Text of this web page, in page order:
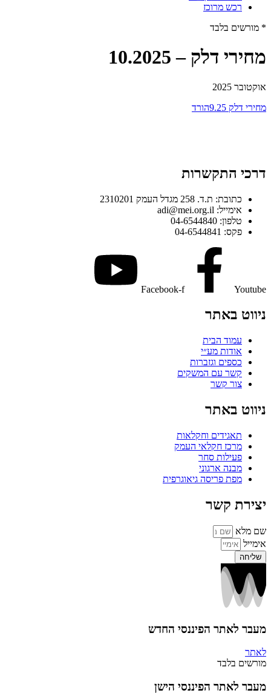
רכש מרוכז
* מורשים בלבד
מחירי דלק – 10.2025
אוקטובר 2025
מחירי דלק 9.25
הורד
דרכי התקשרות
כתובת: ת.ד. 258 מגדל העמק 2310201
אימייל: adi@mei.org.il
טלפון: 04-6544840
פקס: 04-6544841
Facebook-f Youtube
ניווט באתר
עמוד הבית
אודות מע״י
כספים וגזברות
קשר עם המשקים
צור קשר
ניווט באתר
תאגידים וחקלאות
מרכז חקלאי העמק
פעילות סחר
מבנה ארגוני
מפת פריסה גיאוגרפית
יצירת קשר
שם מלא
אימייל
שליחה
מעבר לאתר הפיננסי החדש
לאתר
מורשים בלבד
מעבר לאתר הפיננסי הישן